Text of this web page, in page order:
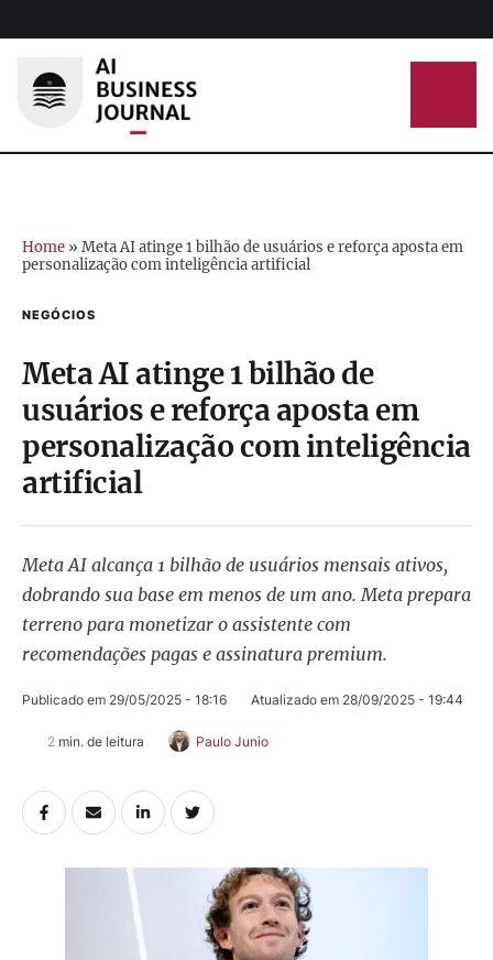
Home » Meta AI atinge 1 bilhão de usuários e reforça aposta em
personalização com inteligência artificial
NEGÓCIOS
Meta AI atinge 1 bilhão de
usuários e reforça aposta em
personalização com inteligência
artificial
Meta AI alcança 1 bilhão de usuários mensais ativos,
dobrando sua base em menos de um ano. Meta prepara
terreno para monetizar o assistente com
recomendações pagas e assinatura premium.
Publicado em 29/05/2025 - 18:16 Atualizado em 28/09/2025 - 19:44
2 min. de leitura Paulo Junio